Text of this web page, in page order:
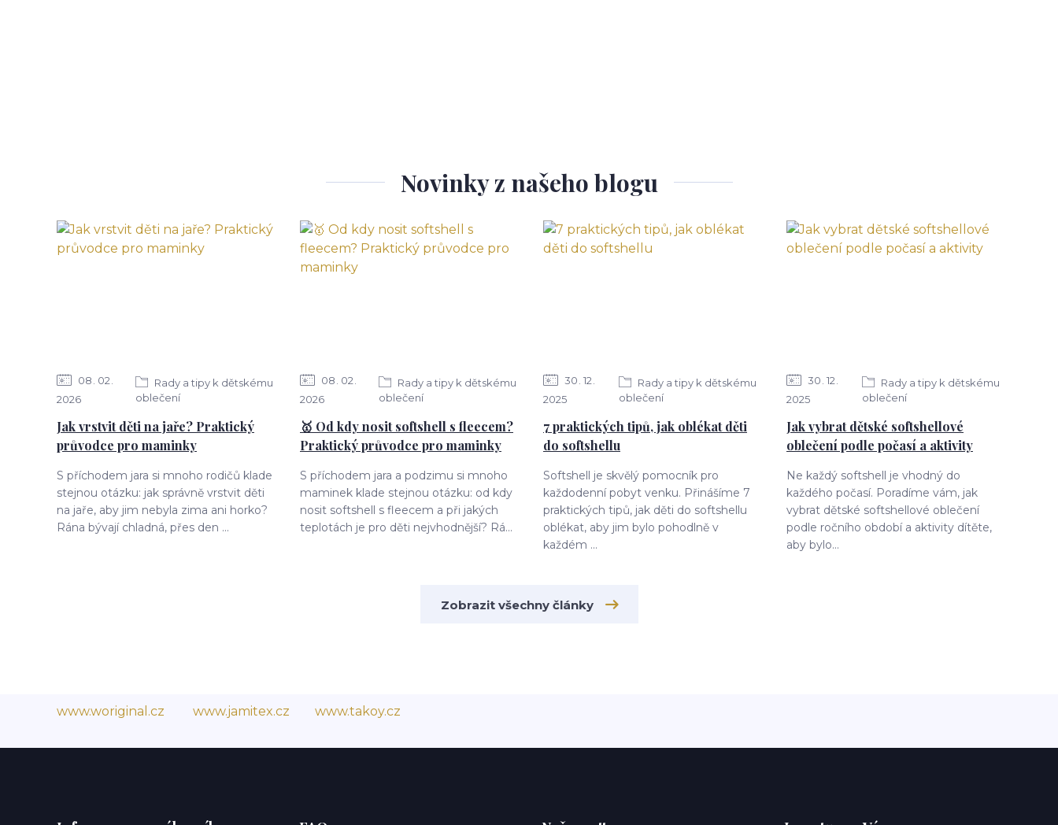
Novinky z našeho blogu
08 02
2026
Rady a tipy k dětskému
oblečení
Jak vrstvit děti na jaře? Praktický
průvodce pro maminky
S příchodem jara si mnoho rodičů klade
stejnou otázku: jak správně vrstvit děti
na jaře, aby jim nebyla zima ani horko?
Rána bývají chladná, přes den ...
08 02
2026
Rady a tipy k dětskému
oblečení
🥇 Od kdy nosit softshell s fleecem?
Praktický průvodce pro maminky
S příchodem jara a podzimu si mnoho
maminek klade stejnou otázku: od kdy
nosit softshell s fleecem a při jakých
teplotách je pro děti nejvhodnější? Rá...
30 12
2025
Rady a tipy k dětskému
oblečení
7 praktických tipů, jak oblékat děti
do softshellu
Softshell je skvělý pomocník pro
každodenní pobyt venku. Přinášíme 7
praktických tipů, jak děti do softshellu
oblékat, aby jim bylo pohodlně v
každém ...
30 12
2025
Rady a tipy k dětskému
oblečení
Jak vybrat dětské softshellové
oblečení podle počasí a aktivity
Ne každý softshell je vhodný do
každého počasí. Poradíme vám, jak
vybrat dětské softshellové oblečení
podle ročního období a aktivity dítěte,
aby bylo...
Zobrazit všechny články
www.woriginal.cz www.jamitex.cz www.takoy.cz